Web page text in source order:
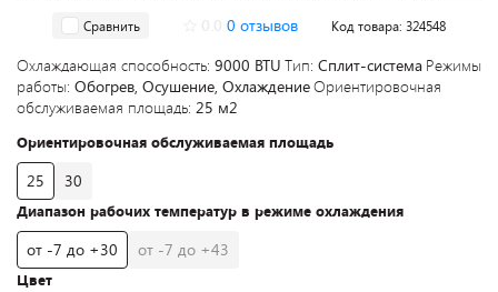
Сравнить 0 отзывов Код товара: 324548
Охлаждающая способность: 9000 BTU Тип: Сплит-система Режимы
работы: Обогрев, Осушение, ОхлаждениеОриентировочная
обслуживаемая площадь: 25 м2
Ориентировочная обслуживаемая площадь
25 30
Диапазон рабочих температур в режиме охлаждения
от -7 до +30 от -7 до +43
Цвет